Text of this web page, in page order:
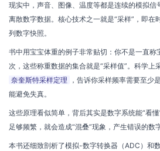
现实中，声音、图像、温度等都是连续的模拟信
离散数字数据。核心技术之一就是“采样”，即在
列数字快照。
书中用宝宝体重的例子非常贴切：你不是一直称
次，这些称重数据的集合就是“采样值”。科学上
奈奎斯特采样定理
，告诉你采样频率需要至少
能避免失真。
这些原理看似简单，背后其实是数字系统能“看
足够频繁，就会造成“混叠”现象，产生错误的数
本书还细致剖析了模拟-数字转换器（ADC）和